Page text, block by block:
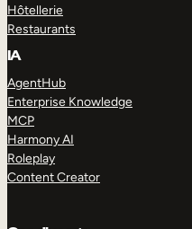
Hôtellerie
Restaurants
IA
AgentHub
Enterprise Knowledge
MCP
Harmony AI
Roleplay
Content Creator